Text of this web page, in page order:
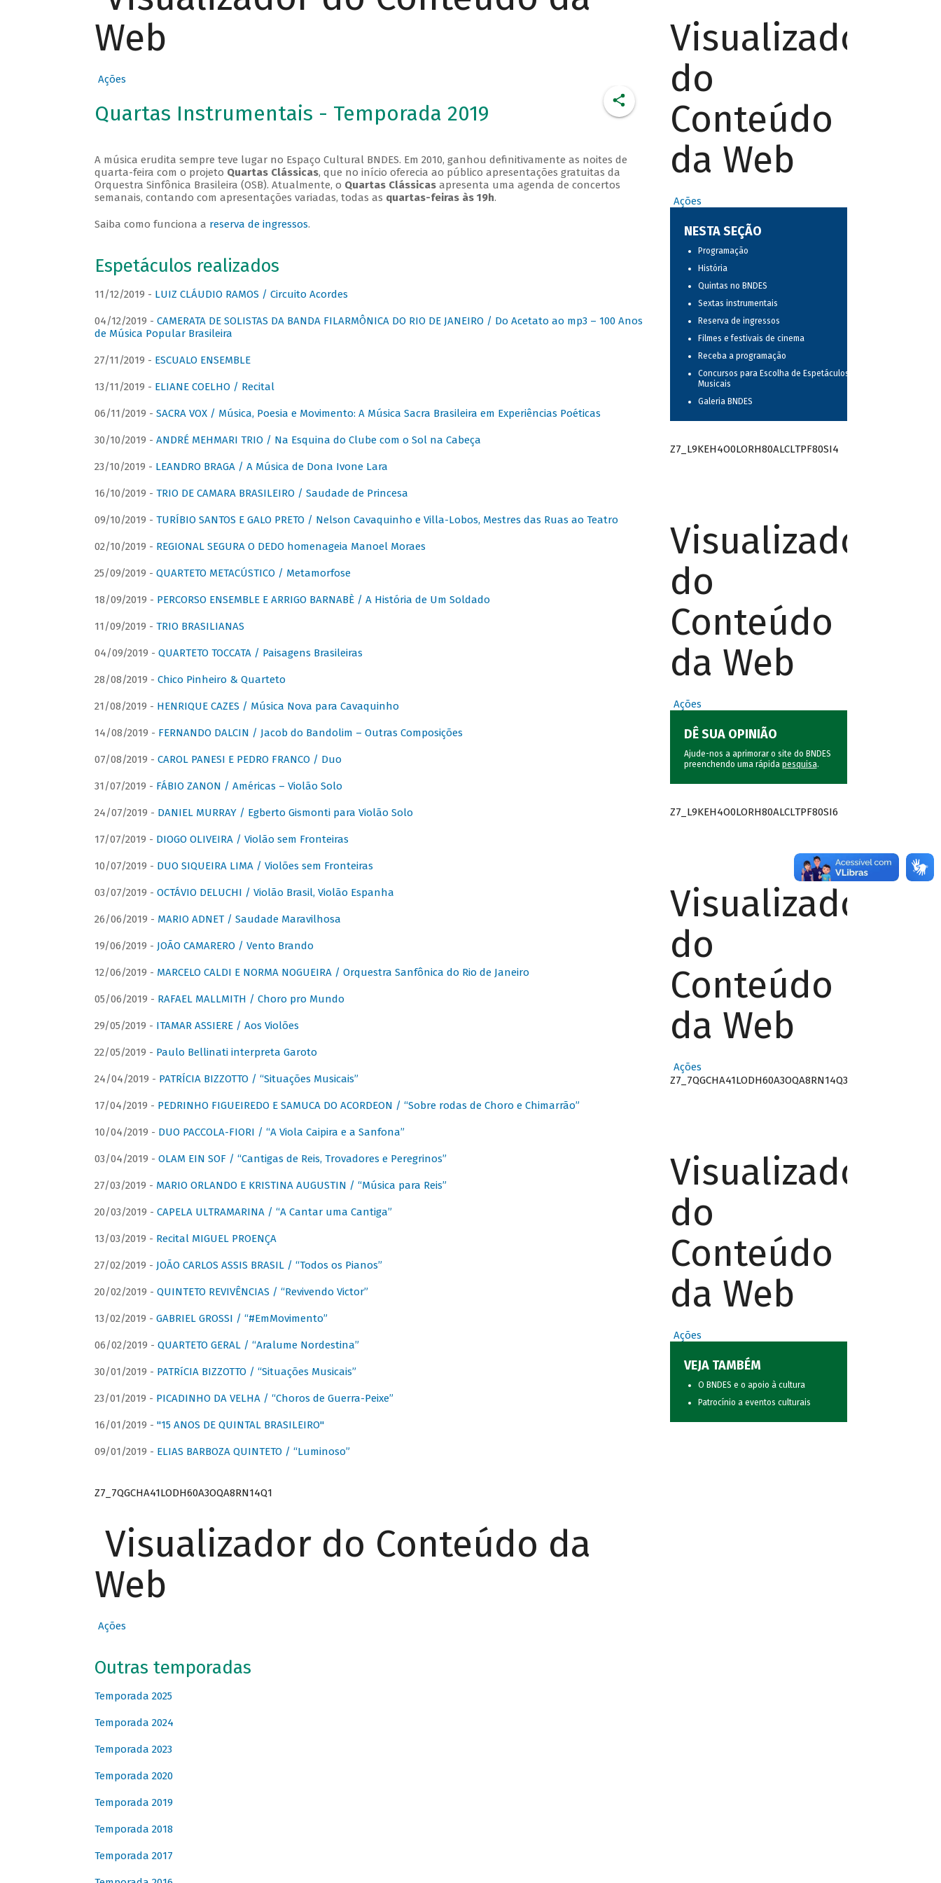
Web
Ações
Quartas Instrumentais - Temporada 2019
A música erudita sempre teve lugar no Espaço Cultural BNDES. Em 2010, ganhou definitivamente as noites de
quarta-feira com o projeto Quartas Clássicas, que no início oferecia ao público apresentações gratuitas da
Orquestra Sinfônica Brasileira (OSB). Atualmente, o Quartas Clássicasapresenta uma agenda de concertos
semanais, contando com apresentações variadas, todas as quartas-feiras às 19h.
Saiba como funciona a reserva de ingressos.
Espetáculos realizados
11/12/2019 - LUIZ CLÁUDIO RAMOS / Circuito Acordes
04/12/2019 - CAMERATA DE SOLISTAS DA BANDA FILARMÔNICA DO RIO DE JANEIRO / Do Acetato ao mp3 – 100 Anos
de Música Popular Brasileira
27/11/2019 - ESCUALO ENSEMBLE
13/11/2019 - ELIANE COELHO / Recital
06/11/2019 - SACRA VOX / Música, Poesia e Movimento: A Música Sacra Brasileira em Experiências Poéticas
30/10/2019 - ANDRÉ MEHMARI TRIO / Na Esquina do Clube com o Sol na Cabeça
23/10/2019 - LEANDRO BRAGA / A Música de Dona Ivone Lara
16/10/2019 - TRIO DE CAMARA BRASILEIRO / Saudade de Princesa
09/10/2019 - TURÍBIO SANTOS E GALO PRETO / Nelson Cavaquinho e Villa-Lobos, Mestres das Ruas ao Teatro
02/10/2019 - REGIONAL SEGURA O DEDO homenageia Manoel Moraes
25/09/2019 - QUARTETO METACÚSTICO / Metamorfose
18/09/2019 - PERCORSO ENSEMBLE E ARRIGO BARNABÈ / A História de Um Soldado
11/09/2019 - TRIO BRASILIANAS
04/09/2019 - QUARTETO TOCCATA / Paisagens Brasileiras
28/08/2019 - Chico Pinheiro & Quarteto
21/08/2019 - HENRIQUE CAZES / Música Nova para Cavaquinho
14/08/2019 - FERNANDO DALCIN / Jacob do Bandolim – Outras Composições
07/08/2019 - CAROL PANESI E PEDRO FRANCO / Duo
31/07/2019 - FÁBIO ZANON / Américas – Violão Solo
24/07/2019 - DANIEL MURRAY / Egberto Gismonti para Violão Solo
17/07/2019 - DIOGO OLIVEIRA / Violão sem Fronteiras
10/07/2019 - DUO SIQUEIRA LIMA / Violões sem Fronteiras
03/07/2019 - OCTÁVIO DELUCHI / Violão Brasil, Violão Espanha
26/06/2019 - MARIO ADNET / Saudade Maravilhosa
19/06/2019 - JOÃO CAMARERO / Vento Brando
12/06/2019 - MARCELO CALDI E NORMA NOGUEIRA / Orquestra Sanfônica do Rio de Janeiro
05/06/2019 - RAFAEL MALLMITH / Choro pro Mundo
29/05/2019 - ITAMAR ASSIERE / Aos Violões
22/05/2019 - Paulo Bellinati interpreta Garoto
24/04/2019 - PATRÍCIA BIZZOTTO / “Situações Musicais”
17/04/2019 - PEDRINHO FIGUEIREDO E SAMUCA DO ACORDEON / “Sobre rodas de Choro e Chimarrão”
10/04/2019 - DUO PACCOLA-FIORI / “A Viola Caipira e a Sanfona”
03/04/2019 - OLAM EIN SOF / “Cantigas de Reis, Trovadores e Peregrinos”
27/03/2019 - MARIO ORLANDO E KRISTINA AUGUSTIN / “Música para Reis”
20/03/2019 - CAPELA ULTRAMARINA / “A Cantar uma Cantiga”
13/03/2019 - Recital MIGUEL PROENÇA
27/02/2019 - JOÃO CARLOS ASSIS BRASIL / “Todos os Pianos”
20/02/2019 - QUINTETO REVIVÊNCIAS / “Revivendo Victor”
13/02/2019 - GABRIEL GROSSI / “#EmMovimento”
06/02/2019 - QUARTETO GERAL / “Aralume Nordestina”
30/01/2019 - PATRíCIA BIZZOTTO / “Situações Musicais”
23/01/2019 - PICADINHO DA VELHA / “Choros de Guerra-Peixe”
16/01/2019 - "15 ANOS DE QUINTAL BRASILEIRO"
09/01/2019 - ELIAS BARBOZA QUINTETO / “Luminoso”
Z7_7QGCHA41LODH60A3OQA8RN14Q1
Visualizador do Conteúdo da
Web
Ações
Outras temporadas
Temporada 2025
Temporada 2024
Temporada 2023
Temporada 2020
Temporada 2019
Temporada 2018
Temporada 2017
Visualizador
do
Conteúdo
da Web
Ações
NESTA SEÇÃO
Programação
História
Quintas no BNDES
Sextas instrumentais
Reserva de ingressos
Filmes e festivais de cinema
Receba a programação
Concursos para Escolha de Espetáculos
Musicais
Galeria BNDES
Z7_L9KEH4O0LORH80ALCLTPF80SI4
Visualizador
do
Conteúdo
da Web
Ações
DÊ SUA OPINIÃO
Ajude-nos a aprimorar o site do BNDES
preenchendo uma rápida pesquisa.
Z7_L9KEH4O0LORH80ALCLTPF80SI6
Visualizador
do
Conteúdo
da Web
Ações
Z7_7QGCHA41LODH60A3OQA8RN14Q3
Visualizador
do
Conteúdo
da Web
Ações
VEJA TAMBÉM
O BNDES e o apoio à cultura
Patrocínio a eventos culturais